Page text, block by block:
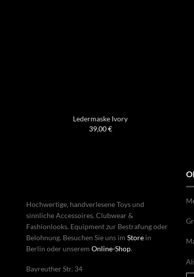
Ledermaske Ivory
39,00€
Hochwertige, handverlesene Toys und
sinnliche Accessoires. Clubwear &
Fashionlooks. Equipment zur Bestrafung oder
Belohnung. Besuchen Sie uns im Store in
Berlin oder unserem Online-Shop.
Bayreuther Str. 34